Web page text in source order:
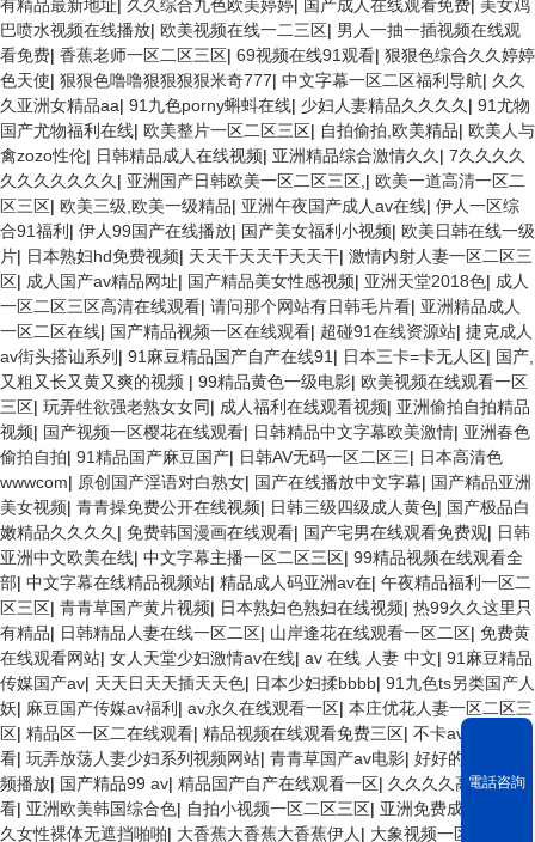
電話咨詢
有精品最新地址 久久综合九色欧美婷婷 国产成人在线观看免费 美女鸡
巴喷水视频在线播放| 欧美视频在线一二三区| 男人一抽一插视频在线观
看免费| 香蕉老师一区二区三区| 69视频在线91观看| 狠狠色综合久久婷婷
色天使| 狠狠色噜噜狠狠狠狠米奇777| 中文字幕一区二区福利导航| 久久
久亚洲女精品aa| 91九色porny蝌蚪在线| 少妇人妻精品久久久久 | 91尤物
国产尤物福利在线| 欧美整片一区二区三区| 自拍偷拍,欧美精品| 欧美人与
禽zozo性伦| 日韩精品成人在线视频| 亚洲精品综合激情久久 | 7久久久久
久久久久久久久 | 亚洲国产日韩欧美一区二区三区, | 欧美一道高清一区二
区三区| 欧美三级,欧美一级精品| 亚洲午夜国产成人av在线| 伊人一区综
合91福利 | 伊人99国产在线播放| 国产美女福利小视频| 欧美日韩在线一级
片| 日本熟妇hd免费视频| 天天干天天干天天干| 激情内射人妻一区二区三
区| 成人国产av精品网址| 国产精品美女性感视频| 亚洲天堂2018色| 成人
一区二区三区高清在线观看| 请问那个网站有日韩毛片看| 亚洲精品成人
一区二区在线| 国产精品视频一区在线观看| 超碰91在线资源站| 捷克成人
av街头搭讪系列 | 91麻豆精品国产自产在线91 | 日本三卡=卡无人区| 国产,
又粗又长又黄又爽的视频 | 99精品黄色一级电影| 欧美视频在线观看一区
三区| 玩弄牲欲强老熟女女同| 成人福利在线观看视频| 亚洲偷拍自拍精品
视频| 国产视频一区樱花在线观看| 日韩精品中文字幕欧美激情| 亚洲春色
偷拍自拍| 91精品国产麻豆国产| 日韩AV无码一区二区三| 日本高清色
wwwcom| 原创国产淫语对白熟女| 国产在线播放中文字幕| 国产精品亚洲
美女视频| 青青操免费公开在线视频| 日韩三级四级成人黄色| 国产极品白
嫩精品久久久久 | 免费韩国漫画在线观看| 国产宅男在线观看免费观| 日韩
亚洲中文欧美在线| 中文字幕主播一区二区三区| 99精品视频在线观看全
部| 中文字幕在线精品视频站| 精品成人码亚洲av在| 午夜精品福利一区二
区三区| 青青草国产黄片视频| 日本熟妇色熟妇在线视频| 热99久久这里只
有精品| 日韩精品人妻在线一区二区| 山岸逢花在线观看一区二区| 免费黄
在线观看网站| 女人天堂少妇激情av在线| av 在线 人妻 中文| 91麻豆精品
传媒国产av| 天天日天天插天天色| 日本少妇揉bbbb| 91九色ts另类国产人
妖| 麻豆国产传媒av福利 | av永久在线观看一区| 本庄优花人妻一区二区三
区| 精品区一区二在线观看| 精品视频在线观看免费三区| 不卡av在线免费
看| 玩弄放荡人妻少妇系列视频网站| 青青草国产av电影| 好好的日在线视
频播放| 国产精品99 av| 精品国产自产在线观看一区| 久久久久高清免费
看| 亚洲欧美韩国综合色| 自拍小视频一区二区三区| 亚洲免费成人a v
久女性裸体无遮挡啪啪| 大香蕉大香蕉大香蕉伊人 | 大象视频一区二区三